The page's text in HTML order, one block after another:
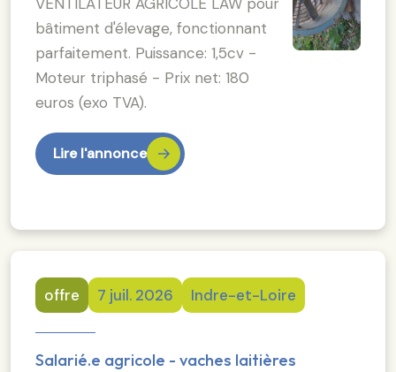
bâtiment d'élevage, fonctionnant
parfaitement. Puissance: 1,5cv -
Moteur triphasé - Prix net: 180
euros (exo TVA).
Lire l'annonce
offre 7 juil. 2026 Indre-et-Loire
Salarié.e agricole - vaches laitières